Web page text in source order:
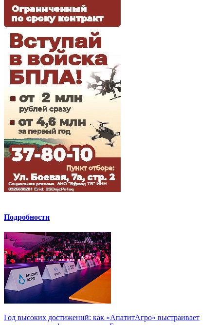
Подробности
Год высоких достижений: как «АпатитАгро» выстраивает